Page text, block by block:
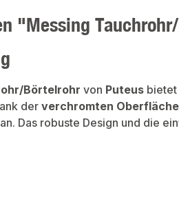
"Messing
Börtelrohr von Puteus bietet
derverchromten Oberfläche
an. Das robuste Design und die